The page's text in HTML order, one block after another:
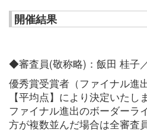
開催結果
◆審査員(敬称略)：飯田 桂子
優秀賞受賞者（ファイナル進
【平均点】により決定いたし
ファイナル進出のボーダーラ
方が複数並んだ場合は全審査